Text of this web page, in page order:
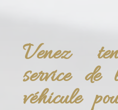
Venez
service de
véhicule